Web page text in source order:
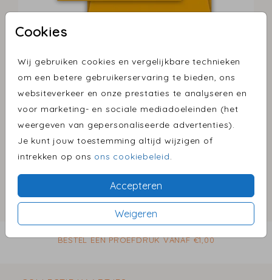
Cookies
Wij gebruiken cookies en vergelijkbare technieken
om een betere gebruikerservaring te bieden, ons
websiteverkeer en onze prestaties te analyseren en
voor marketing- en sociale mediadoeleinden (het
weergeven van gepersonaliseerde advertenties).
Je kunt jouw toestemming altijd wijzigen of
intrekken op ons ons cookiebeleid.
Accepteren
Weigeren
Oker 14 X 14
Aantal x 1 Prijs:€ 0,45
per 1
BESTEL EEN PROEFDRUK VANAF €1,00